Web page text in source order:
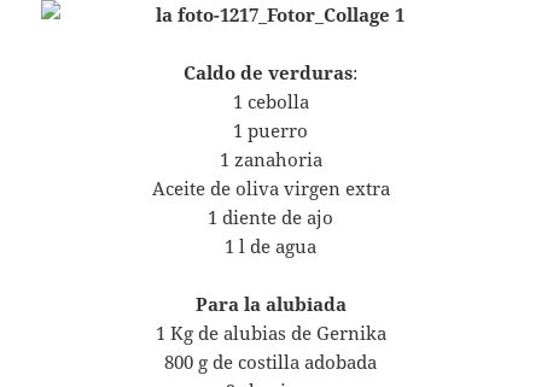
Caldo de verduras:
1 cebolla
1 puerro
1 zanahoria
Aceite de oliva virgen extra
1 diente de ajo
1 l de agua
Para la alubiada
1 Kg de alubias de Gernika
800 g de costilla adobada